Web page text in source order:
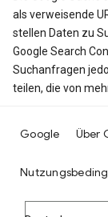
als verweisende
stellen Daten zu
Google Search
Suchanfragen
teilen, die von
Google Über